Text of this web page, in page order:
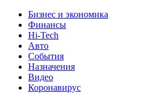
Бизнес и экономика
Финансы
Hi-Tech
Авто
События
Назначения
Видео
Коронавирус